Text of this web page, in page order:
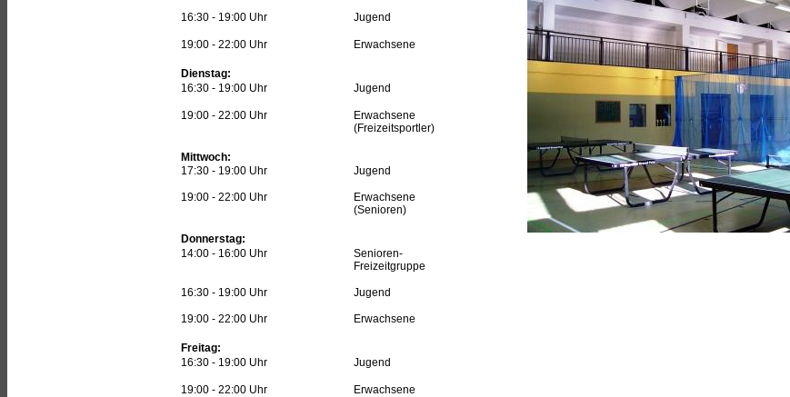
16:30 - 19:00 Uhr Jugend
19:00 - 22:00 Uhr Erwachsene
Dienstag:
16:30 - 19:00 Uhr
Jugend
19:00 - 22:00 Uhr
Erwachsene
(Freizeitsportler)
Mittwoch:
17:30 - 19:00 Uhr
Jugend
19:00 - 22:00 Uhr
Erwachsene
(Senioren)
Donnerstag:
14:00 - 16:00 Uhr
Senioren-
Freizeitgruppe
16:30 - 19:00 Uhr Jugend
19:00 - 22:00 Uhr Erwachsene
Freitag:
16:30 - 19:00 Uhr
Jugend
19:00 - 22:00 Uhr Erwachsene